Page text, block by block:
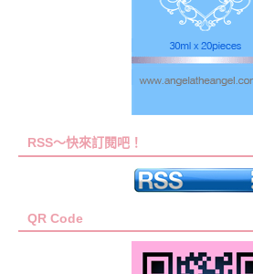
RSS～快來訂閱吧！
QR Code